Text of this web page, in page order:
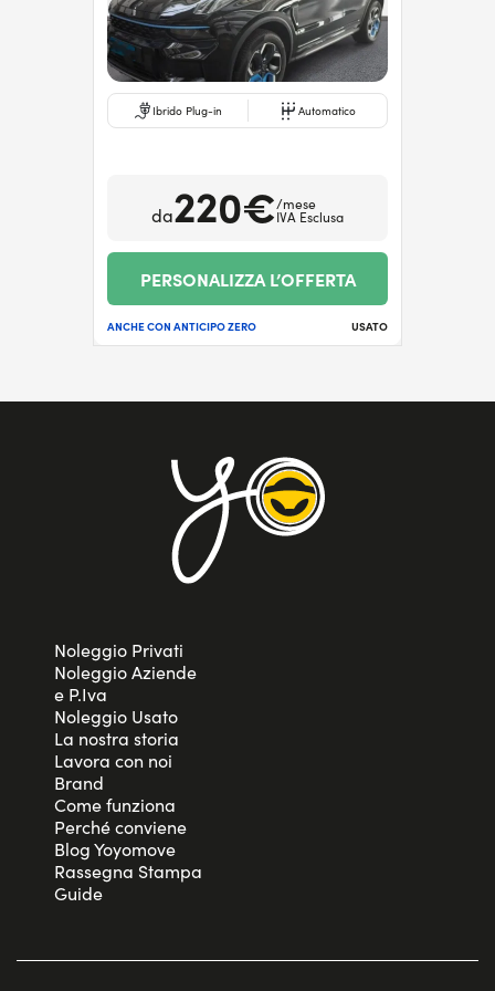
Ibrido Plug-in Automatico
da220€/mese
IVA Esclusa
PERSONALIZZA L’OFFERTA
ANCHE CON ANTICIPO ZERO USATO
Noleggio Privati
Noleggio Aziende
e P.Iva
Noleggio Usato
La nostra storia
Lavora con noi
Brand
Come funziona
Perché conviene
Blog Yoyomove
Rassegna Stampa
Guide